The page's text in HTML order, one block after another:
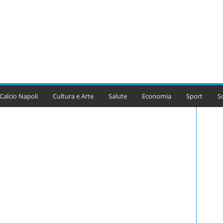
Calcio Napoli Cultura e Arte Salute Economia Sport